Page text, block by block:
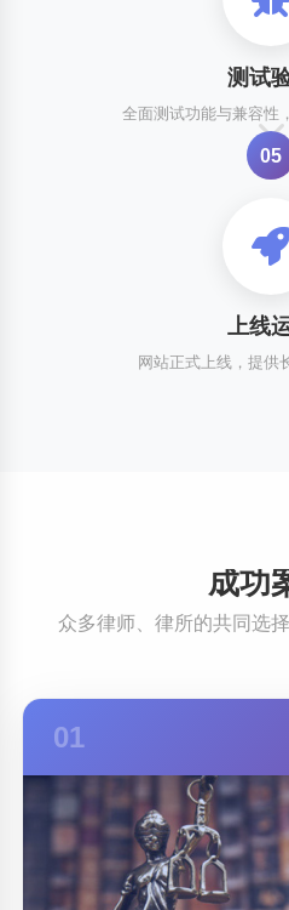
测试
全面测试功能与兼容性
05
上线
网站正式上线，提供
成功
众多律师、律所的共同选
01